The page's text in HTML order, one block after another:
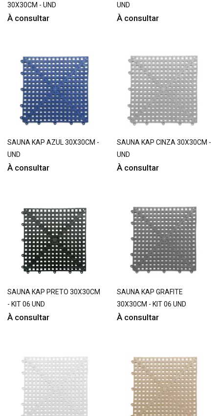
30X30CM - UND
À consultar
UND
À consultar
SAUNA KAP AZUL 30X30CM -
UND
À consultar
SAUNA KAP CINZA 30X30CM -
UND
À consultar
SAUNA KAP PRETO 30X30CM
- KIT 06 UND
À consultar
SAUNA KAP GRAFITE
30X30CM - KIT 06 UND
À consultar